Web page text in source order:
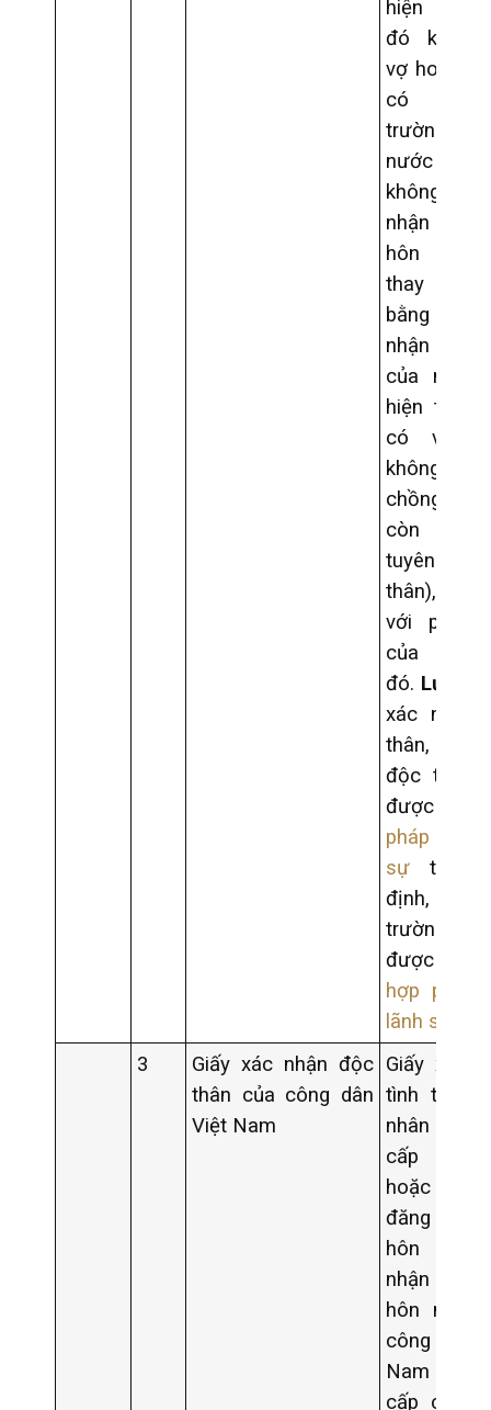
hiện tại
đó
vợ hoặc
có
trường
nước
không cấp
nhận tình
hôn
thay
bằng giấy
nhận
của
hiện tại
có vợ
không
chồng
còn
tuyên thệ
thân), phù
với pháp
của
đó. Lưu ý:
xác nhận
thân,
độc thân
được
pháp hóa
sự theo
định,
trường
được
hợp pháp
lãnh sự
3
Giấy xác nhận độc
thân của công dân
Việt Nam
Giấy xác
tình trạng
nhân do
cấp xã
hoặc tờ
đăng ký
hôn có
nhận tình
hôn nhân
công dân
Nam
cấp chưa